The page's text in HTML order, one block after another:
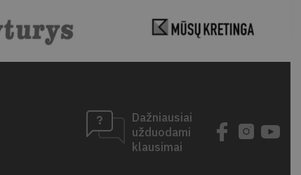
Dažniausiai
užduodami
klausimai